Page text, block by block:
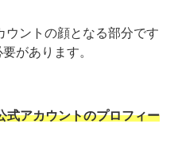
ウントの顔となる部分です
があります。
式アカウントのプロフィー